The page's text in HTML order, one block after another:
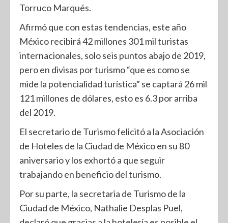
Torruco Marqués.
Afirmó que con estas tendencias, este año
México recibirá 42 millones 301 mil turistas
internacionales, solo seis puntos abajo de 2019,
pero en divisas por turismo “que es como se
mide la potencialidad turística” se captará 26 mil
121 millones de dólares, esto es 6.3 por arriba
del 2019.
El secretario de Turismo felicitó a la Asociación
de Hoteles de la Ciudad de México en su 80
aniversario y los exhortó a que seguir
trabajando en beneficio del turismo.
Por su parte, la secretaria de Turismo de la
Ciudad de México, Nathalie Desplas Puel,